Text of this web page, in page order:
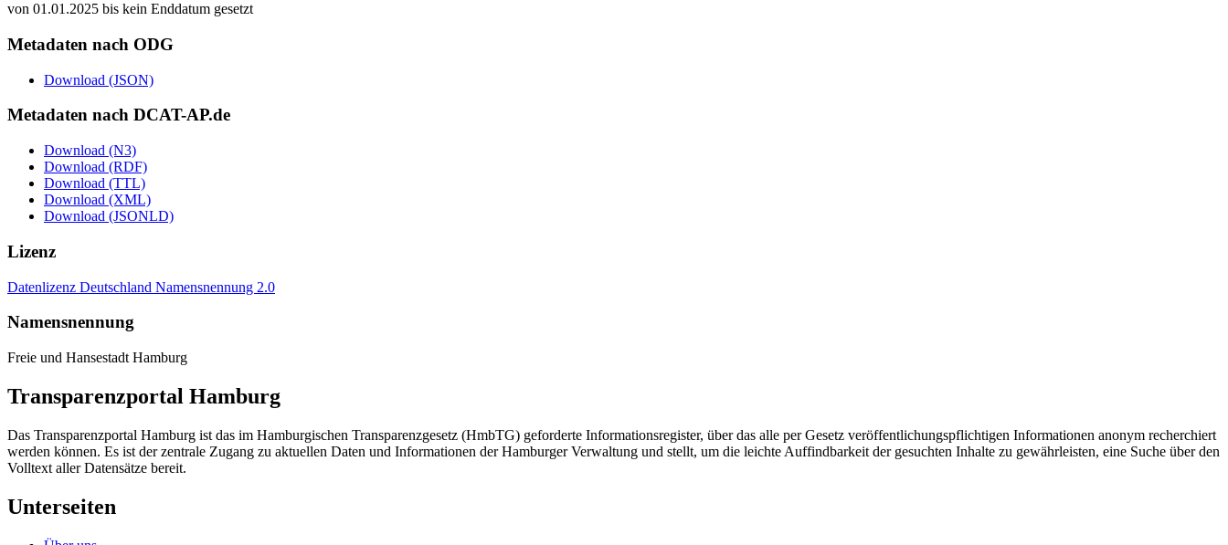
von 01.01.2025 bis kein Enddatum gesetzt
Metadaten nach ODG
Download (JSON)
Metadaten nach DCAT-AP.de
Download (N3)
Download (RDF)
Download (TTL)
Download (XML)
Download (JSONLD)
Lizenz
Datenlizenz Deutschland Namensnennung 2.0
Namensnennung
Freie und Hansestadt Hamburg
Transparenzportal Hamburg
Das Transparenzportal Hamburg ist das im Hamburgischen Transparenzgesetz (HmbTG) geforderte Informationsregister, über das alle per Gesetz veröffentlichungspflichtigen Informationen anonym recherchiert
werden können. Es ist der zentrale Zugang zu aktuellen Daten und Informationen der Hamburger Verwaltung und stellt, um die leichte Auffindbarkeit der gesuchten Inhalte zu gewährleisten, eine Suche über den
Volltext aller Datensätze bereit.
Unterseiten